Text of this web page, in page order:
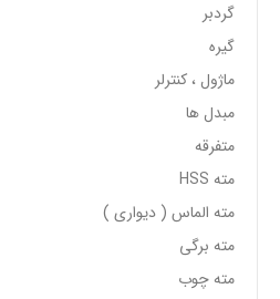
گردبر
گیره
ماژول ، کنترلر
مبدل ها
متفرقه
مته HSS
مته الماس ( دیواری )
مته برگی
مته چوب